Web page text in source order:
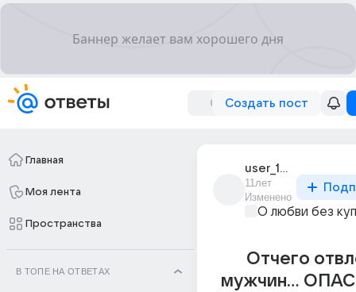
Создать пост
Главная
Моя лента
Пространства
В ТОПЕ НА ОТВЕТАХ
user_191837270
11лет
Изменено
О любви без
Отчего
мужчин...